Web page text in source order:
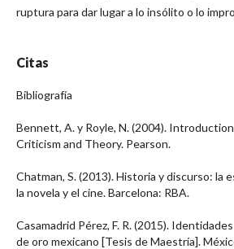
ruptura para dar lugar a lo insólito o lo
Citas
Bibliografía
Bennett, A. y Royle, N. (2004).
Criticism and Theory. Pearson.
Chatman, S. (2013). Historia y discurso: la
la novela y el cine. Barcelona: RBA.
Casamadrid Pérez, F. R. (2015).
de oro mexicano [Tesis de Maestría].